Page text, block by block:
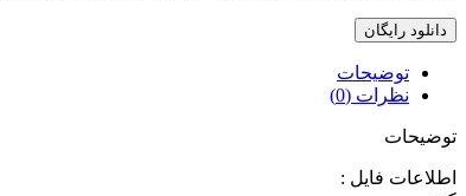
دانلود رایگان
توضیحات
نظرات (0)
توضیحات
اطلاعات فايل :